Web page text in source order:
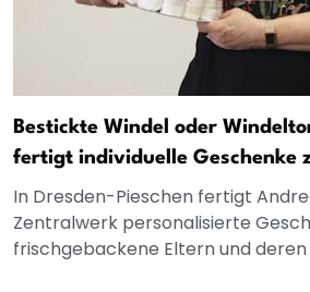
Bestickte Windel oder
fertigt individuelle Geschenke
In Dresden-Pieschen fertigt
Zentralwerk personalisierte
frischgebackene Eltern und deren